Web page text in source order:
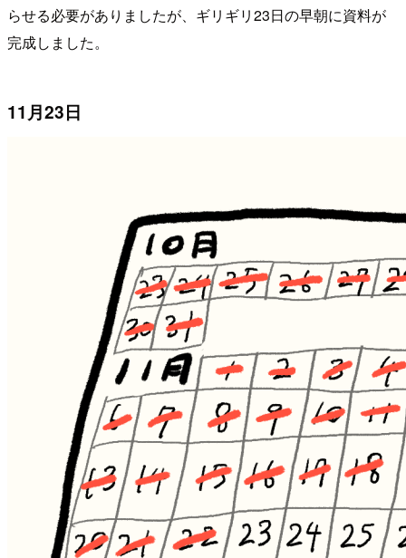
らせる必要がありましたが、ギリギリ23日の早朝に資料が
完成しました。
11月23日